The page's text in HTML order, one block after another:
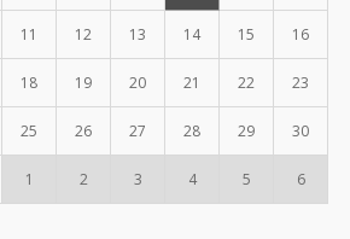
11 12 13 14 15 16
18 19 20 21 22 23
25 26 27 28 29 30
1 2 3 4 5 6